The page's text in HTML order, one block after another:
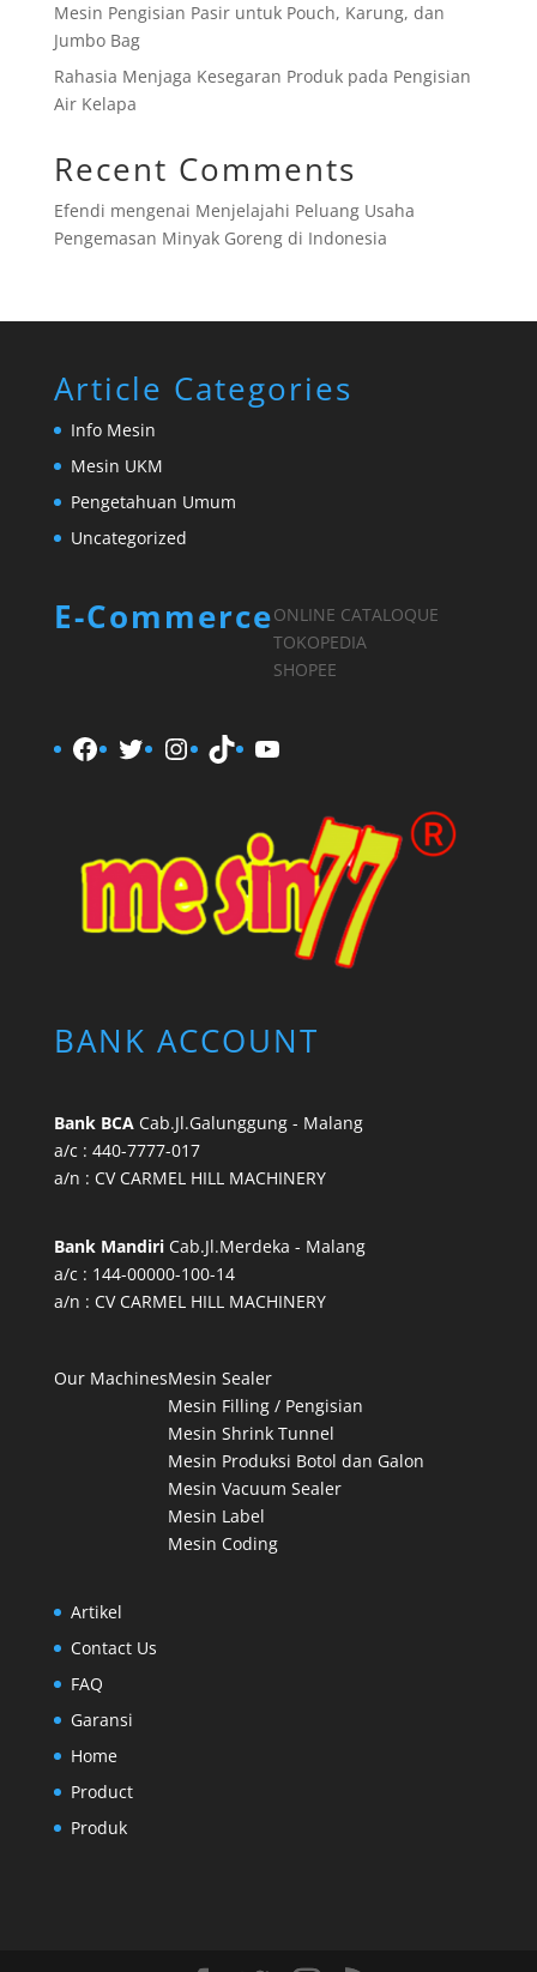
Mesin Pengisian Pasir untuk Pouch, Karung, dan
Jumbo Bag
Rahasia Menjaga Kesegaran Produk pada Pengisian
Air Kelapa
Recent Comments
Efendi mengenai Menjelajahi Peluang Usaha
Pengemasan Minyak Goreng di Indonesia
Article Categories
Info Mesin
Mesin UKM
Pengetahuan Umum
Uncategorized
E-CommerceONLINE CATALOQUE
TOKOPEDIA
SHOPEE
Facebook
TwitterInstagram
TikTokYouTube
BANK ACCOUNT
Bank BCA Cab.Jl.Galunggung - Malang
a/c : 440-7777-017
a/n : CV CARMEL HILL MACHINERY
Bank MandiriCab.Jl.Merdeka - Malang
a/c : 144-00000-100-14
a/n : CV CARMEL HILL MACHINERY
Our MachinesMesin Sealer
Mesin Filling / Pengisian
Mesin Shrink Tunnel
Mesin Produksi Botol dan Galon
Mesin Vacuum Sealer
Mesin Label
Mesin Coding
Artikel
Contact Us
FAQ
Garansi
Home
Product
Produk